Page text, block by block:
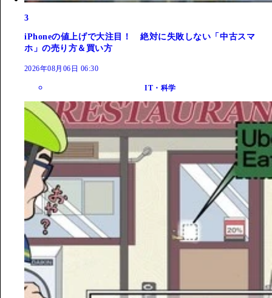
3
iPhoneの値上げで大注目！ 絶対に失敗しない「中古スマ
ホ」の売り方＆買い方
2026年08月06日 06:30
IT・科学